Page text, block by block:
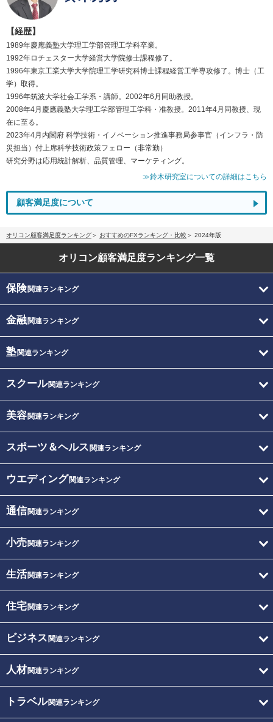
【経歴】
1989年慶應義塾大学理工学部管理工学科卒業。
1992年ロチェスター大学経営大学院修士課程修了。
1996年東京工業大学大学院理工学研究科博士課程経営工学専攻修了。博士（工
学）取得。
1996年筑波大学社会工学系・講師。2002年6月同助教授。
2008年4月慶應義塾大学理工学部管理工学科・准教授。2011年4月同教授、現
在に至る。
2023年4月内閣府 科学技術・イノベーション推進事務局参事官（インフラ・防
災担当）付上席科学技術政策フェロー（非常勤）
研究分野は応用統計解析、品質管理、マーケティング。
≫鈴木研究室についての詳細はこちら
顧客満足度について
オリコン顧客満足度ランキング おすすめのFXランキング・比較 2024年版
オリコン顧客満足度ランキング一覧
保険関連ランキング
金融関連ランキング
塾関連ランキング
スクール関連ランキング
美容関連ランキング
スポーツ＆ヘルス 関連ランキング
ウエディング関連ランキング
通信関連ランキング
小売関連ランキング
生活関連ランキング
住宅関連ランキング
ビジネス 関連ランキング
人材関連ランキング
トラベル関連ランキング